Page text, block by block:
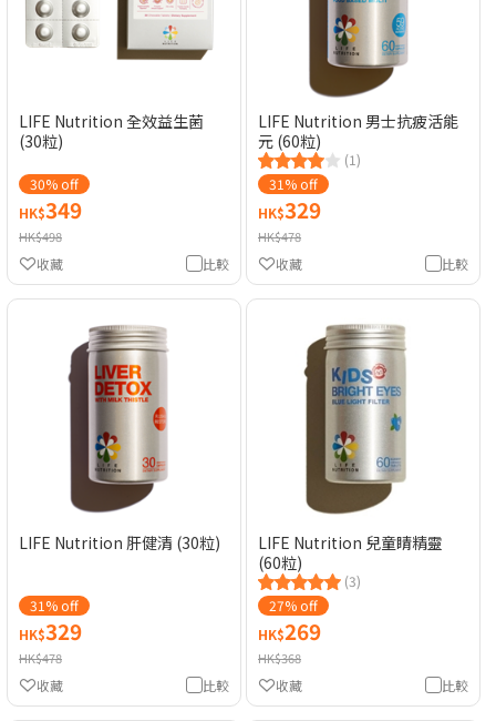
LIFE Nutrition 全效益生菌
(30粒)
30% off
HK$349
HK$498
比較
收藏
LIFE Nutrition 男士抗疲活能
元 (60粒)
(1)
31% off
HK$329
HK$478
比較
收藏
LIFE Nutrition 肝健清 (30粒)
31% off
HK$329
HK$478
比較
收藏
LIFE Nutrition 兒童睛精靈
(60粒)
(3)
27% off
HK$269
HK$368
比較
收藏